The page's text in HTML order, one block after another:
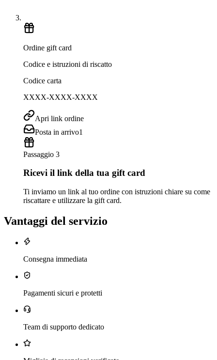
Ordine gift card
Codice e istruzioni di riscatto
Codice carta
XXXX-XXXX-XXXX
Apri link ordine
Posta in arrivo1
Passaggio 3
Ricevi il link della tua gift card
Ti inviamo un link al tuo ordine con istruzioni chiare su come
riscattare e utilizzare la gift card.
Vantaggi del servizio
Consegna immediata
Pagamenti sicuri e protetti
Team di supporto dedicato